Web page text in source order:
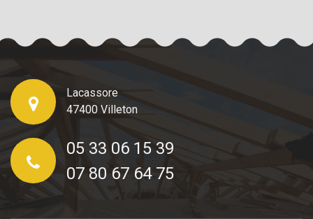
Lacassore
47400 Villeton
05 33 06 15 39
07 80 67 64 75